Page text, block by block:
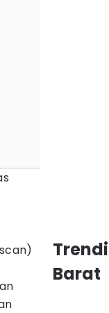
Barat